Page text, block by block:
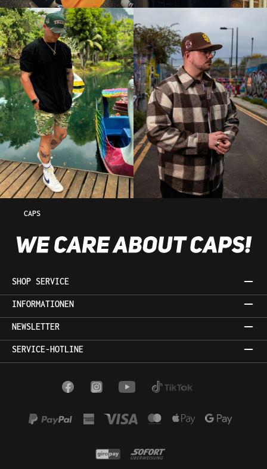
CAPS
SHOP SERVICE
INFORMATIONEN
NEWSLETTER
SERVICE-HOTLINE